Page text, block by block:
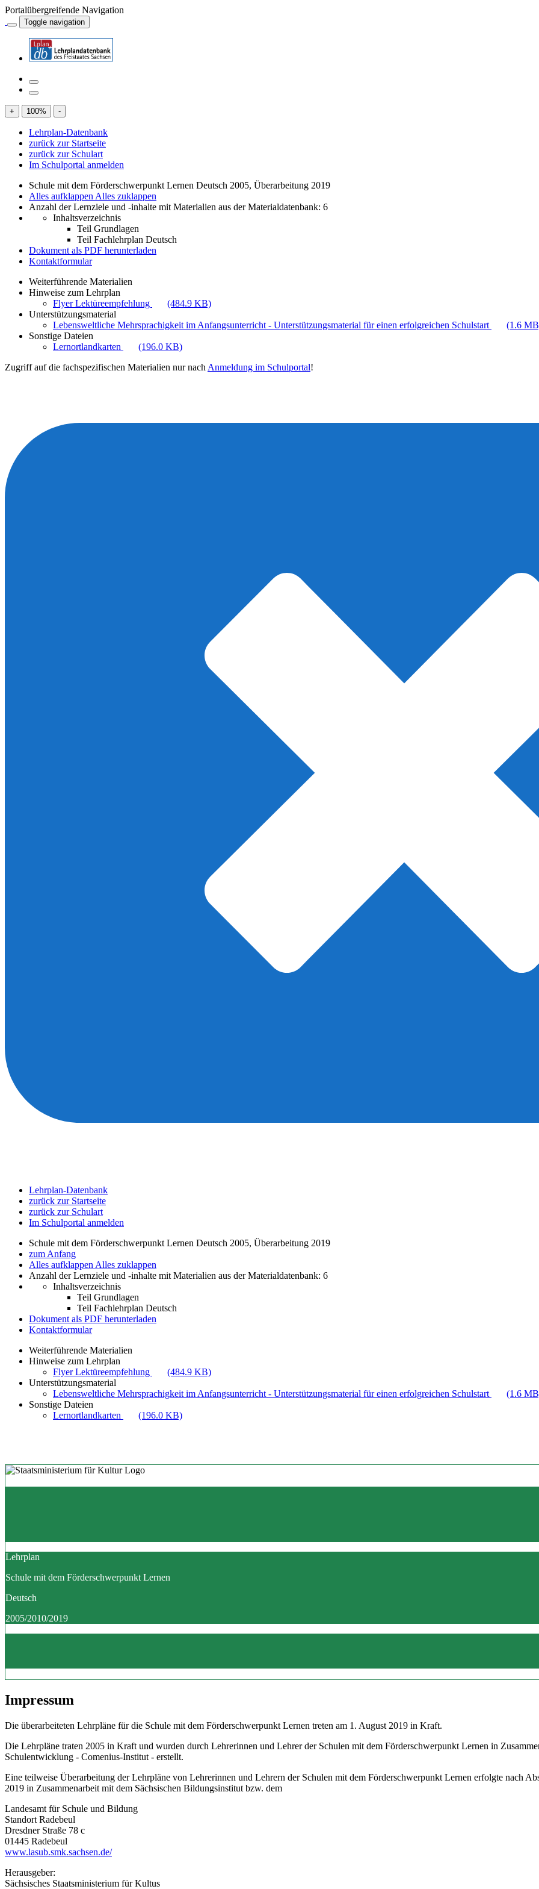
Portalübergreifende Navigation
Toggle navigation
+ 100% -
Lehrplan-Datenbank
zurück zur Startseite
zurück zur Schulart
Im Schulportal anmelden
Schule mit dem Förderschwerpunkt Lernen Deutsch 2005, Überarbeitung 2019
Alles aufklappen Alles zuklappen
Anzahl der Lernziele und -inhalte mit Materialien aus der Materialdatenbank: 6
Inhaltsverzeichnis
Teil Grundlagen
Teil Fachlehrplan Deutsch
Dokument als PDF herunterladen
Kontaktformular
Weiterführende Materialien
Hinweise zum Lehrplan
Flyer Lektüreempfehlung
(484.9 KB)
Unterstützungsmaterial
Lebensweltliche Mehrsprachigkeit im Anfangsunterricht - Unterstützungsmaterial für einen erfolgreichen Schulstart
(1.6
Sonstige Dateien
Lernortlandkarten
(196.0 KB)
Zugriff auf die fachspezifischen Materialien nur nach Anmeldung im Schulportal!
Lehrplan-Datenbank
zurück zur Startseite
zurück zur Schulart
Im Schulportal anmelden
Schule mit dem Förderschwerpunkt Lernen Deutsch 2005, Überarbeitung 2019
zum Anfang
Alles aufklappen Alles zuklappen
Anzahl der Lernziele und -inhalte mit Materialien aus der Materialdatenbank: 6
Inhaltsverzeichnis
Teil Grundlagen
Teil Fachlehrplan Deutsch
Dokument als PDF herunterladen
Kontaktformular
Weiterführende Materialien
Hinweise zum Lehrplan
Flyer Lektüreempfehlung
(484.9 KB)
Unterstützungsmaterial
Lebensweltliche Mehrsprachigkeit im Anfangsunterricht - Unterstützungsmaterial für einen erfolgreichen Schulstart
(1.6
Sonstige Dateien
Lernortlandkarten
(196.0 KB)
Lehrplan
Schule mit dem Förderschwerpunkt Lernen
Deutsch
2005/2010/2019
Impressum
Die überarbeiteten Lehrpläne für die Schule mit dem Förderschwerpunkt Lernen treten am 1. August 2019 in Kraft.
Die Lehrpläne traten 2005 in Kraft und wurden durch Lehrerinnen und Lehrer der Schulen mit dem Förderschwerpunkt Lernen in
Schulentwicklung - Comenius-Institut - erstellt.
Eine teilweise Überarbeitung der Lehrpläne von Lehrerinnen und Lehrern der Schulen mit dem Förderschwerpunkt Lernen erfolgte nach
2019 in Zusammenarbeit mit dem Sächsischen Bildungsinstitut bzw. dem
Landesamt für Schule und Bildung
Standort Radebeul
Dresdner Straße 78 c
01445 Radebeul
www.lasub.smk.sachsen.de/
Herausgeber:
Sächsisches Staatsministerium für Kultus